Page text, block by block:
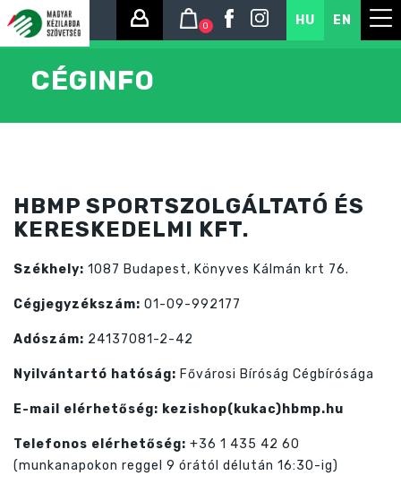
HU EN
0
CÉGINFO
HBMP SPORTSZOLGÁLTATÓ ÉS
KERESKEDELMI KFT.
Székhely: 1087 Budapest, Könyves Kálmán krt 76.
Cégjegyzékszám: 01-09-992177
Adószám: 24137081-2-42
Nyilvántartó hatóság: Fővárosi Bíróság Cégbírósága
E-mail elérhetőség: kezishop(kukac)hbmp.hu
Telefonos elérhetőség: +36 1 435 42 60
(munkanapokon reggel 9 órától délután 16:30-ig)